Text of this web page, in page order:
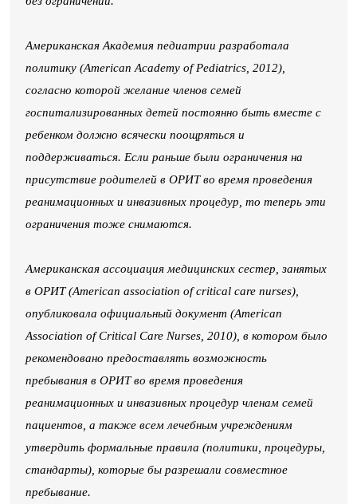
Американская Академия педиатрии разработала
политику (American Academy of Pediatrics, 2012),
согласно которой желание членов семей
госпитализированных детей постоянно быть вместе с
ребенком должно всячески поощряться и
поддерживаться. Если раньше были ограничения на
присутствие родителей в ОРИТ во время проведения
реанимационных и инвазивных процедур, то теперь эти
ограничения тоже снимаются.
Американская ассоциация медицинских сестер, занятых
в ОРИТ (American association of critical care nurses),
опубликовала официальный документ (American
Association of Critical Care Nurses, 2010), в котором было
рекомендовано предоставлять возможность
пребывания в ОРИТ во время проведения
реанимационных и инвазивных процедур членам семей
пациентов, а также всем лечебным учреждениям
утвердить формальные правила (политики, процедуры,
стандарты), которые бы разрешали совместное
пребывание.